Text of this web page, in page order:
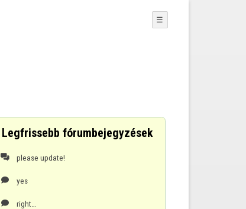
☰
Legfrissebb fórumbejegyzések
 please update!
 yes
 right…